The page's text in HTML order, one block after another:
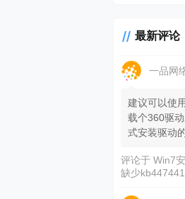
最新评论
一品网
建议可以使
载个360驱
式安装驱动
评论于Win7
缺少